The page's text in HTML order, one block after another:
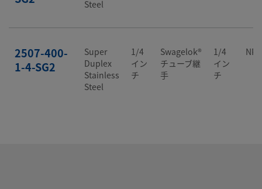
Steel
2507-400-
1-4-SG2
Super
Duplex
Stainless
Steel
1/4
イン
チ
Swagelok®
チューブ継
手
1/4
イン
チ